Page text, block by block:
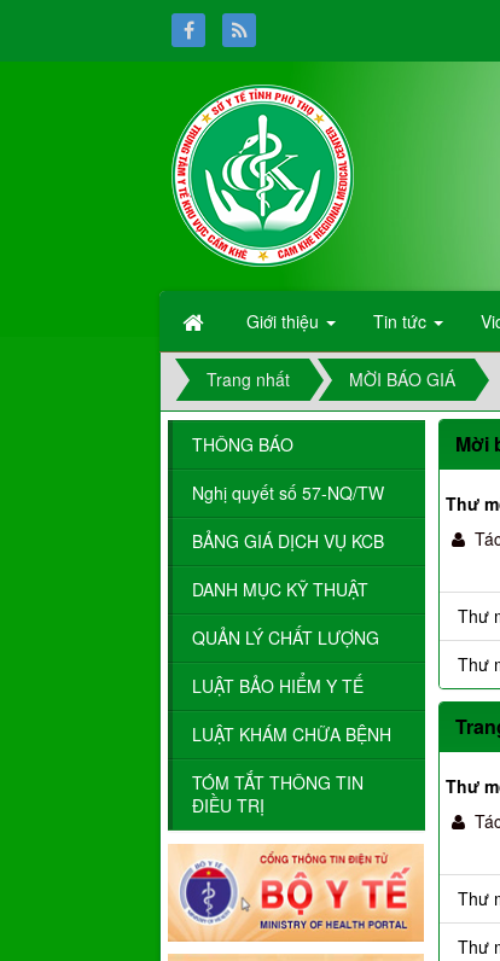
Giới thiệu Tin tức
Trang nhất MỜI BÁO GIÁ
Mời
Thư
Thư
Thư
Thư
Thư
Thư
THÔNG BÁO
Nghị quyết số 57-NQ/TW
BẢNG GIÁ DỊCH VỤ KCB
DANH MỤC KỸ THUẬT
QUẢN LÝ CHẤT LƯỢNG
LUẬT BẢO HIỂM Y TẾ
LUẬT KHÁM CHỮA BỆNH
TÓM TẮT THÔNG TIN
ĐIỀU TRỊ